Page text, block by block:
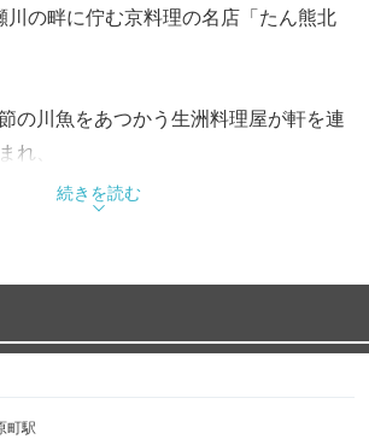
の畔に佇む京料理の名店「たん熊北
の川魚をあつかう生洲料理屋が軒を連
れ、
潤一郎、吉井勇などの文人墨客をはじ
人から愛される。
、盛り付けにいたるまで四季の風趣を
のすっぽん丸鍋など伝統を踏まえなが
続きを読む
町駅